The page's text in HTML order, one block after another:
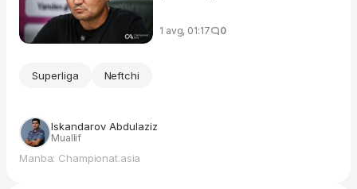
1 avg, 01:17 0
Superliga Neftchi
Iskandarov Abdulaziz
Muallif
Manba: Championat.asia